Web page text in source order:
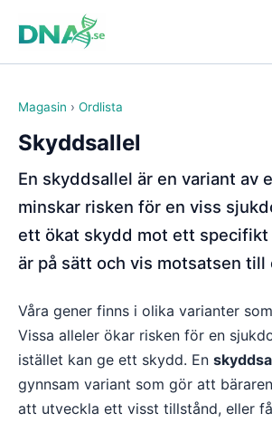
Magasin › Ordlista
Skyddsallel
En skyddsallel är en variant av
minskar risken för en viss
ett ökat skydd mot ett specifikt
är på sätt och vis motsatsen till
Våra gener finns i olika varianter
Vissa alleler ökar risken för en
istället kan ge ett skydd. En
gynnsam variant som gör att
att utveckla ett visst tillstånd, eller